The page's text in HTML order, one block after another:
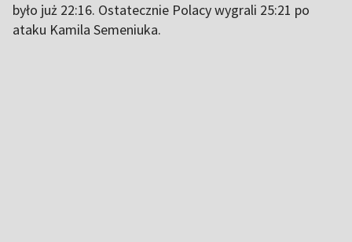
było już 22:16. Ostatecznie Polacy wygrali 25:21 po
ataku Kamila Semeniuka.